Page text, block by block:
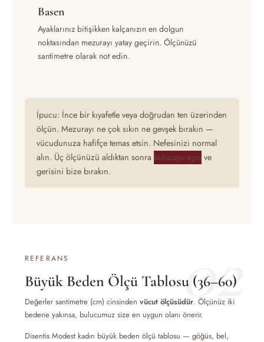
Basen
Ayaklarınız bitişikken kalçanızın en dolgun
noktasından mezurayı yatay geçirin. Ölçünüzü
santimetre olarak not edin.
İpucu: İnce bir kıyafetle veya doğrudan ten üzerinden
ölçün. Mezurayı ne çok sıkın ne gevşek bırakın —
vücudunuza hafifçe temas etsin. Nefesinizi normal
alın. Üç ölçünüzü aldıktan sonra bulucuyu açın ve
gerisini bize bırakın.
02
REFERANS
Büyük Beden Ölçü Tablosu (36–60)
Değerler santimetre (cm) cinsinden vücut ölçüsüdür. Ölçünüz iki
bedene yakınsa, bulucumuz size en uygun olanı önerir.
Disentis Modest kadın büyük beden ölçü tablosu — göğüs, bel,